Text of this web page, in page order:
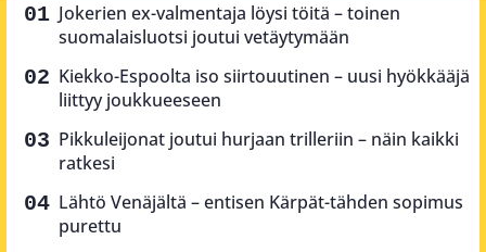
Jokerien ex-valmentaja löysi töitä – toinen
suomalaisluotsi joutui vetäytymään
Kiekko-Espoolta iso siirtouutinen – uusi hyökkääjä
liittyy joukkueeseen
Pikkuleijonat joutui hurjaan trilleriin – näin kaikki
ratkesi
Lähtö Venäjältä – entisen Kärpät-tähden sopimus
purettu